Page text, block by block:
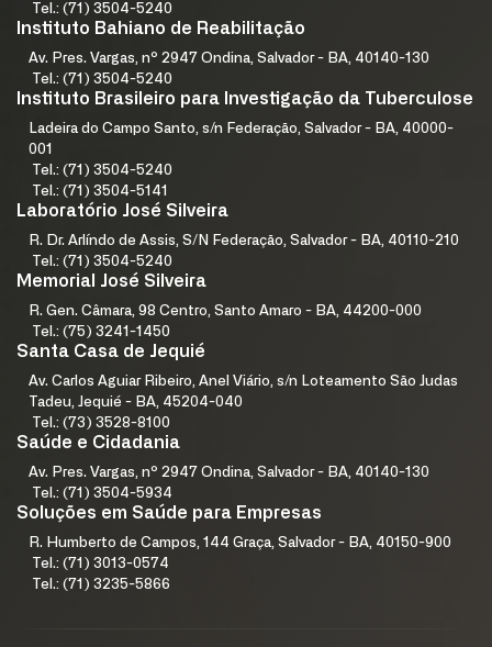
Tel.: (71) 3504-5240
Instituto Bahiano de Reabilitação
Av. Pres. Vargas, nº 2947 Ondina, Salvador - BA, 40140-130
Tel.: (71) 3504-5240
Instituto Brasileiro para Investigação da Tuberculose
Ladeira do Campo Santo, s/n Federação, Salvador - BA, 40000-
001
Tel.: (71) 3504-5240
Tel.: (71) 3504-5141
Laboratório José Silveira
R. Dr. Arlíndo de Assis, S/N Federação, Salvador - BA, 40110-210
Tel.: (71) 3504-5240
Memorial José Silveira
R. Gen. Câmara, 98 Centro, Santo Amaro - BA, 44200-000
Tel.: (75) 3241-1450
Santa Casa de Jequié
Av. Carlos Aguiar Ribeiro, Anel Viário, s/n Loteamento São Judas
Tadeu, Jequié - BA, 45204-040
Tel.: (73) 3528-8100
Saúde e Cidadania
Av. Pres. Vargas, nº 2947 Ondina, Salvador - BA, 40140-130
Tel.: (71) 3504-5934
Soluções em Saúde para Empresas
R. Humberto de Campos, 144 Graça, Salvador - BA, 40150-900
Tel.: (71) 3013-0574
Tel.: (71) 3235-5866